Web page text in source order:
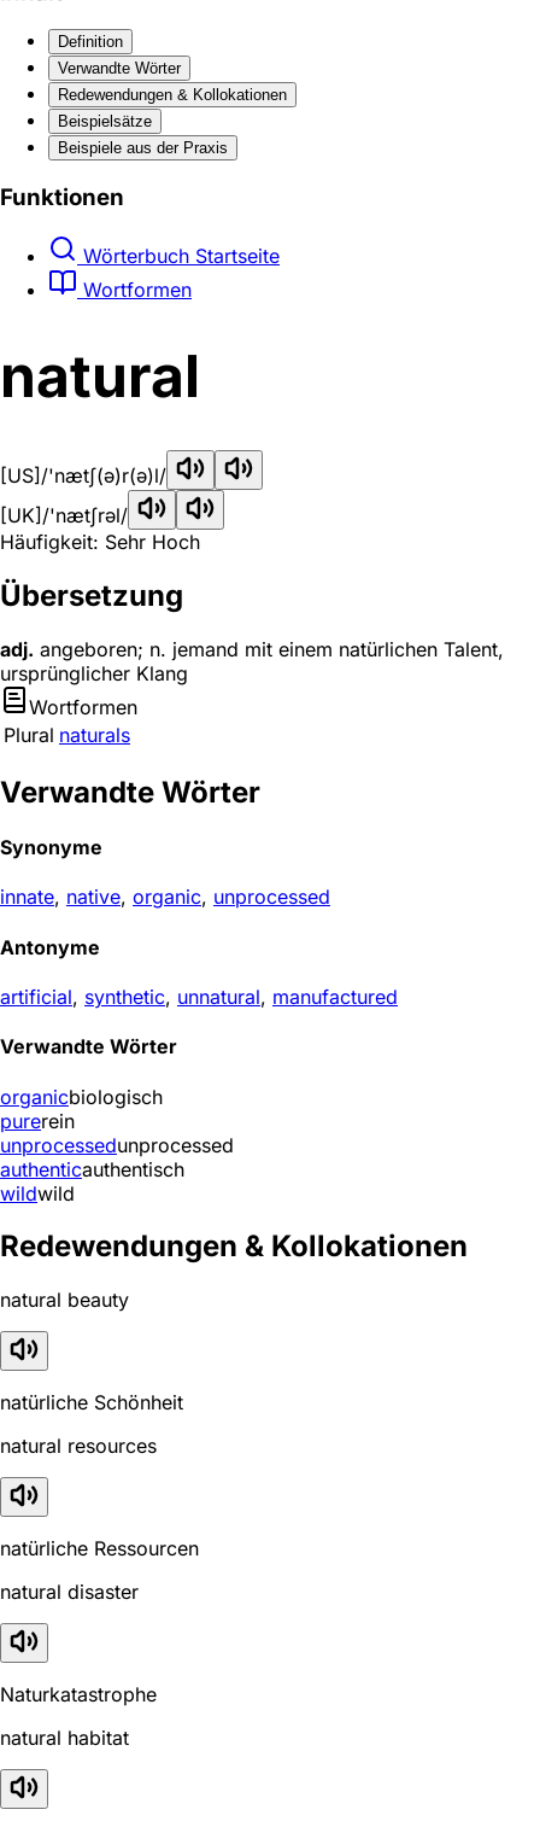
Definition
Verwandte Wörter
Redewendungen & Kollokationen
Beispielsätze
Beispiele aus der Praxis
Funktionen
Wörterbuch Startseite
Wortformen
natural
[US] /'nætʃ(ə)r(ə)l/
[UK] /'nætʃrəl/
Häufigkeit: Sehr Hoch
Übersetzung
adj. angeboren; n. jemand mit einem natürlichen Talent,
ursprünglicher Klang
Wortformen
Plural naturals
Verwandte Wörter
Synonyme
innate, native, organic, unprocessed
Antonyme
artificial, synthetic, unnatural, manufactured
Verwandte Wörter
organicbiologisch
purerein
unprocessedunprocessed
authenticauthentisch
wildwild
Redewendungen & Kollokationen
natural beauty
natürliche Schönheit
natural resources
natürliche Ressourcen
natural disaster
Naturkatastrophe
natural habitat